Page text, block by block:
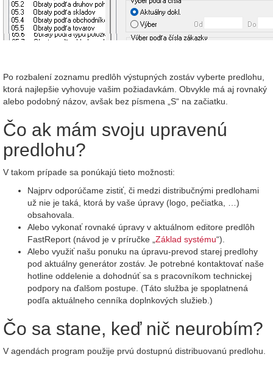
Po rozbalení zoznamu predlôh výstupných zostáv vyberte predlohu,
ktorá najlepšie vyhovuje vašim požiadavkám. Obvykle má aj rovnaký
alebo podobný názov, avšak bez písmena „S“ na začiatku.
Čo ak mám svoju upravenú
predlohu?
V takom prípade sa ponúkajú tieto možnosti:
Najprv odporúčame zistiť, či medzi distribučnými predlohami
už nie je taká, ktorá by vaše úpravy (logo, pečiatka, …)
obsahovala.
Alebo vykonať rovnaké úpravy v aktuálnom editore predlôh
FastReport (návod je v príručke „ Základ systému“).
Alebo využiť našu ponuku na úpravu-prevod starej predlohy
pod aktuálny generátor zostáv. Je potrebné kontaktovať naše
hotline oddelenie a dohodnúť sa s pracovníkom technickej
podpory na ďalšom postupe. (Táto služba je spoplatnená
podľa aktuálneho cenníka doplnkových služieb.)
Čo sa stane, keď nič neurobím?
V agendách program použije prvú dostupnú distribuovanú predlohu.